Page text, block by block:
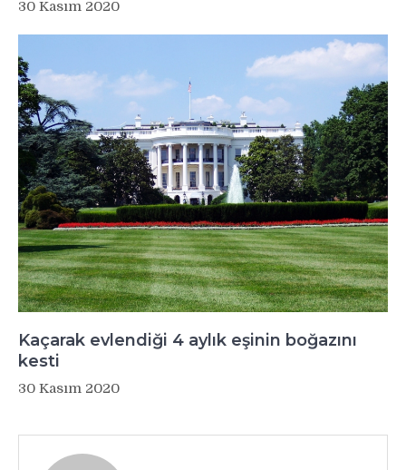
30 Kasım 2020
Kaçarak evlendiği 4 aylık eşinin boğazını
kesti
30 Kasım 2020